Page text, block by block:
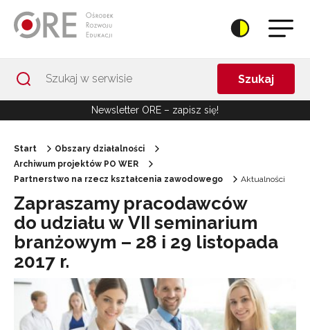
Szukaj
Newsletter ORE – zapisz się!
Start
Obszary działalności
Archiwum projektów PO WER
Partnerstwo na rzecz kształcenia zawodowego
Aktualności
Zapraszamy pracodawców
do udziału w VII seminarium
branżowym – 28 i 29 listopada
2017 r.